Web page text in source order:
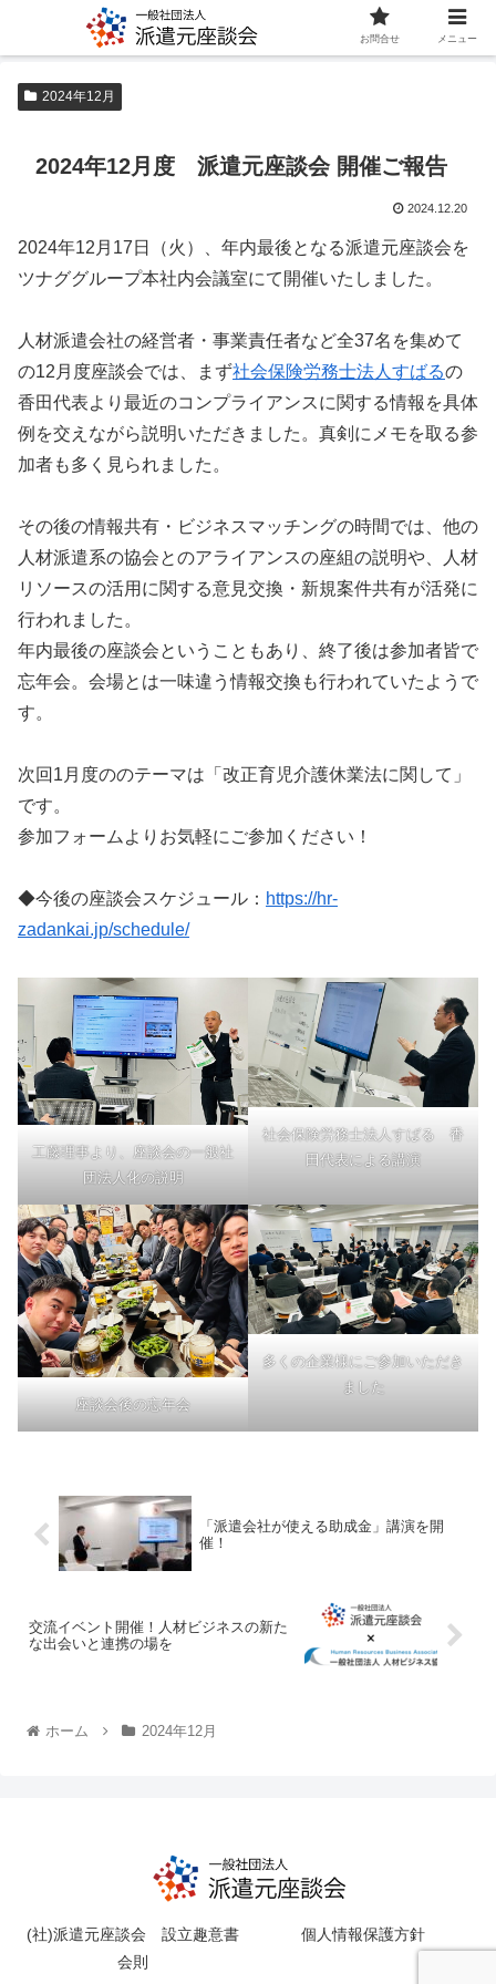
2024年12月
2024年12月度 派遣元座談会 開催ご報告
2024.12.20
2024年12月17日（火）、年内最後となる派遣元座談会を
ツナググループ本社内会議室にて開催いたしました。
人材派遣会社の経営者・事業責任者など全37名を集めて
の12月度座談会では、まず社会保険労務士法人すばるの
香田代表より最近のコンプライアンスに関する情報を具体
例を交えながら説明いただきました。真剣にメモを取る参
加者も多く見られました。
その後の情報共有・ビジネスマッチングの時間では、他の
人材派遣系の協会とのアライアンスの座組の説明や、人材
リソースの活用に関する意見交換・新規案件共有が活発に
行われました。
年内最後の座談会ということもあり、終了後は参加者皆で
忘年会。会場とは一味違う情報交換も行われていたようで
す。
次回1月度ののテーマは「改正育児介護休業法に関して」
です。
参加フォームよりお気軽にご参加ください！
◆今後の座談会スケジュール： https://hr-
zadankai.jp/schedule/
工藤理事より、座談会の一般社
団法人化の説明
社会保険労務士法人すばる 香
田代表による講演
座談会後の忘年会
多くの企業様にご参加いただき
ました
「派遣会社が使える助成金」講演を開
催！
交流イベント開催！人材ビジネスの新た
な出会いと連携の場を
ホーム 2024年12月
(社)派遣元座談会 設立趣意書
会則
個人情報保護方針
お問合せ メニュー